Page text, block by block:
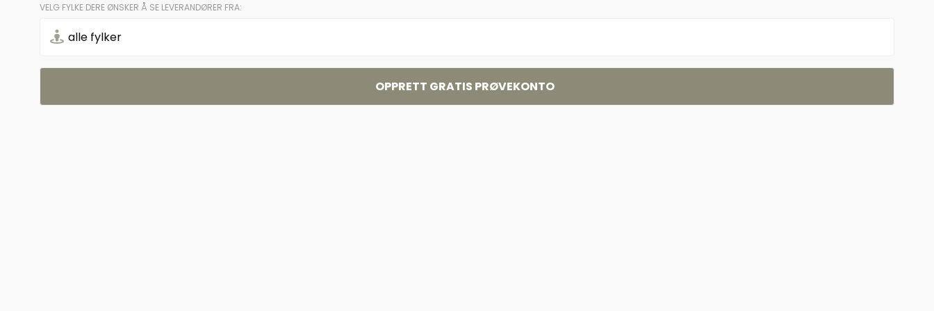
VELG FYLKE DERE ØNSKER Å SE LEVERANDØRER FRA: